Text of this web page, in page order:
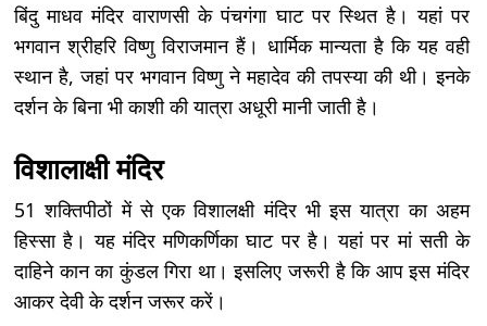
बिंदु माधव मंदिर वाराणसी के पंचगंगा घाट पर स्थित है। यहां पर
भगवान श्रीहरि विष्णु विराजमान हैं। धार्मिक मान्यता है कि यह वही
स्थान है, जहां पर भगवान विष्णु ने महादेव की तपस्या की थी। इनके
दर्शन के बिना भी काशी की यात्रा अधूरी मानी जाती है।
विशालाक्षी मंदिर
51 शक्तिपीठों में से एक विशालक्षी मंदिर भी इस यात्रा का अहम
हिस्सा है। यह मंदिर मणिकर्णिका घाट पर है। यहां पर मां सती के
दाहिने कान का कुंडल गिरा था। इसलिए जरूरी है कि आप इस मंदिर
आकर देवी के दर्शन जरूर करें।